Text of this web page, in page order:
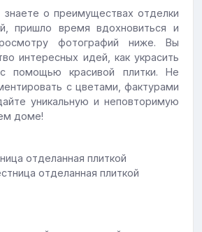
знаете о преимуществах отделки
пришло время вдохновиться и
фотографий ниже. Вы
интересных идей, как украсить
помощью красивой плитки. Не
с цветами, фактурами
уникальную и неповторимую
доме!
отделанная плиткой